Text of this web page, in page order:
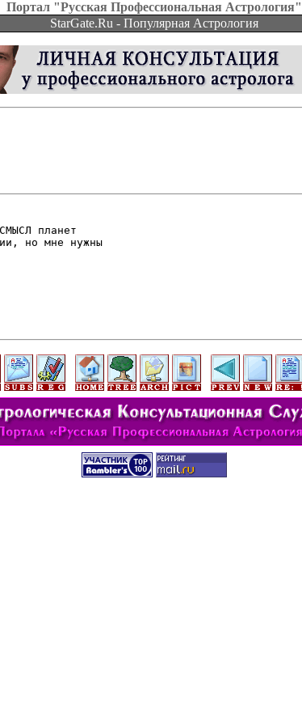
Портал "Русская Профессиональная Астрология"
StarGate.Ru - Популярная Астрология
планет
но мне нужны